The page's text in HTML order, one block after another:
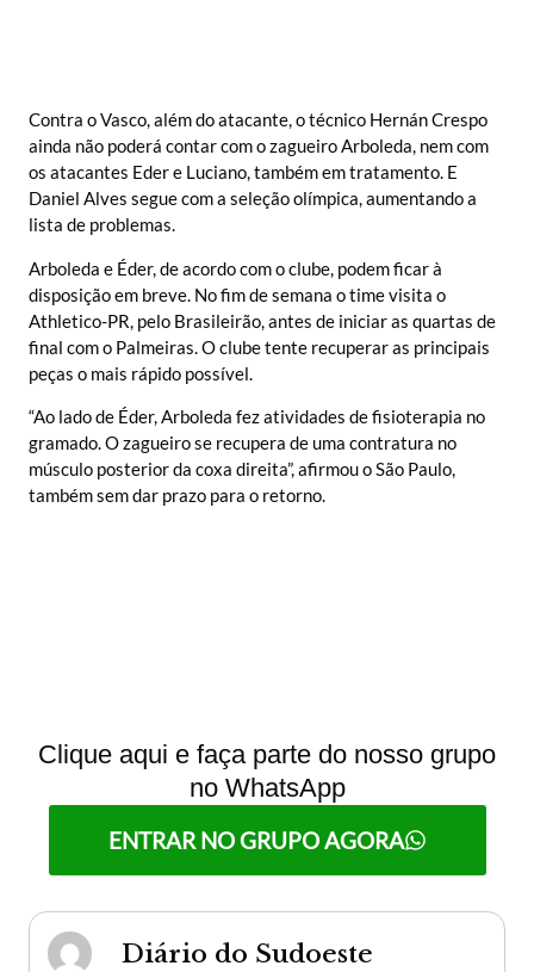
Contra o Vasco, além do atacante, o técnico Hernán Crespo
ainda não poderá contar com o zagueiro Arboleda, nem com
os atacantes Eder e Luciano, também em tratamento. E
Daniel Alves segue com a seleção olímpica, aumentando a
lista de problemas.
Arboleda e Éder, de acordo com o clube, podem ficar à
disposição em breve. No fim de semana o time visita o
Athletico-PR, pelo Brasileirão, antes de iniciar as quartas de
final com o Palmeiras. O clube tente recuperar as principais
peças o mais rápido possível.
“Ao lado de Éder, Arboleda fez atividades de fisioterapia no
gramado. O zagueiro se recupera de uma contratura no
músculo posterior da coxa direita”, afirmou o São Paulo,
também sem dar prazo para o retorno.
Clique aqui e faça parte do nosso grupo
no WhatsApp
ENTRAR NO GRUPO AGORA
Diário do Sudoeste